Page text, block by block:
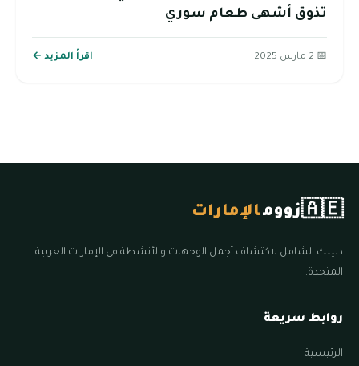
تذوق أشهى طعام سوري
📅 2 مارس 2025 اقرأ المزيد ←
🇦🇪زوومالإمارات
دليلك الشامل لاكتشاف أجمل الوجهات والأنشطة في الإمارات العربية
المتحدة.
روابط سريعة
الرئيسية